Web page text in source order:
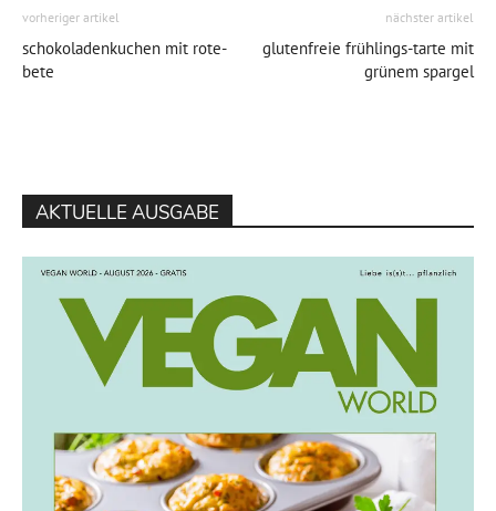
vorheriger artikel
schokoladenkuchen mit rote-
bete
nächster artikel
glutenfreie frühlings-tarte mit
grünem spargel
AKTUELLE AUSGABE